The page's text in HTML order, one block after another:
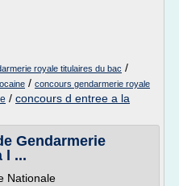
royale titulaires du bac /
/ concours gendarmerie royale
/ concours d entree a la
Gendarmerie
l ...
Nationale